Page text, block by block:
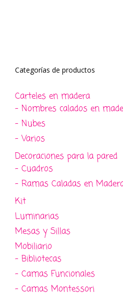
Categorías de productos
Carteles en madera
- Nombres calados en
- Nubes
- Varios
Decoraciones para la pared
- Cuadros
- Ramas Caladas en
Kit
Luminarias
Mesas y Sillas
Mobiliario
- Bibliotecas
- Camas Funcionales
- Camas Montessori